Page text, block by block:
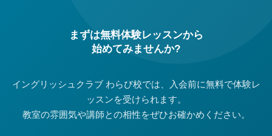
まずは無料体験レッスンから
始めてみませんか?
イングリッシュクラブ わらび校では、入会前に無料で体験レ
ッスンを受けられます。
教室の雰囲気や講師との相性をぜひお確かめください。